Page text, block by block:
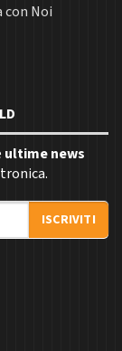
con Noi
ultime news
ISCRIVITI